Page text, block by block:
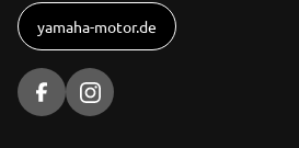
yamaha-motor.de